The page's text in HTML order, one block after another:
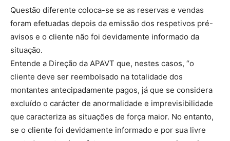
Questão diferente coloca-se se as reservas e vendas
foram efetuadas depois da emissão dos respetivos pré-
avisos e o cliente não foi devidamente informado da
situação.
Entende a Direção da APAVT que, nestes casos, “o
cliente deve ser reembolsado na totalidade dos
montantes antecipadamente pagos, já que se considera
excluído o carácter de anormalidade e imprevisibilidade
que caracteriza as situações de força maior. No entanto,
se o cliente foi devidamente informado e por sua livre